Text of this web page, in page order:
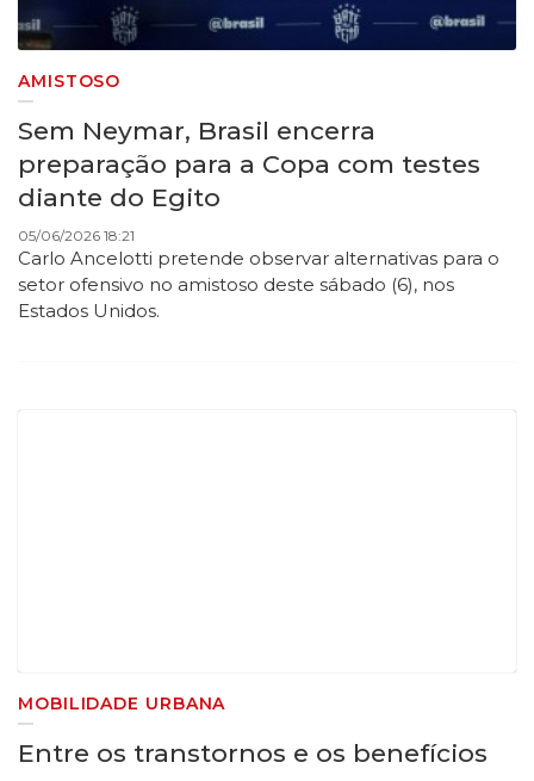
AMISTOSO
Sem Neymar, Brasil encerra
preparação para a Copa com testes
diante do Egito
05/06/2026 18:21
Carlo Ancelotti pretende observar alternativas para o
setor ofensivo no amistoso deste sábado (6), nos
Estados Unidos.
MOBILIDADE URBANA
Entre os transtornos e os benefícios